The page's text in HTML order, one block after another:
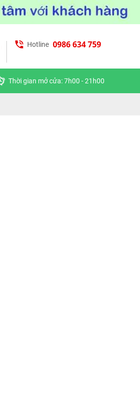
Hotline 0986 634 759
Thời gian mở cửa: 7h00 - 21h00